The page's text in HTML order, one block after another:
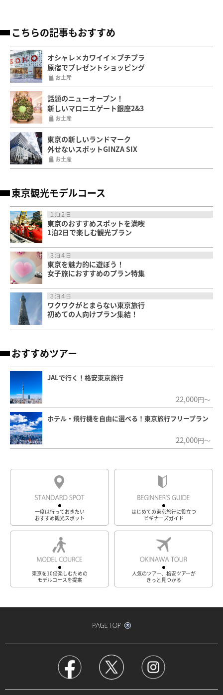
こちらの記事もおすすめ
オシャレ×カワイイ×プチプラ
原宿でプレゼントショッピング
お土産
話題のニューオープン！
新しいマロニエゲート銀座2&3
お土産
東京の新しいランドマーク
外せないスポットGINZA SIX
お土産
東京観光モデルコース
１泊２日
東京のおすすめスポットを満喫
1泊2日で楽しむ観光プラン
３泊４日
東京を魅力的に遊ぼう！
女子旅におすすめのプラン特集
３泊４日
ワクワクがとまらない東京旅行
初めての人向けプラン集結！
おすすめツアー
JALで行く！格安東京旅行
22,000円～
ホテル・飛行機を自由に選べる！東京旅行フリープラン
22,000円～
一度は行っておきたい
おすすめ観光スポット
はじめての東京旅行に役立つ
ビギナーズガイド
東京を10倍楽しむための
モデルコースを提案
人気のツアー、格安ツアーが
きっと見つかる